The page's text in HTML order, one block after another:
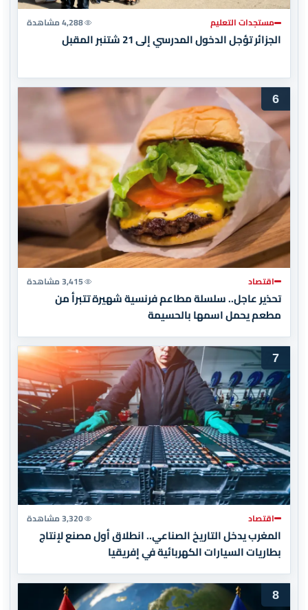
مستجدات التعليم 4,288 مشاهدة
الجزائر تؤجل الدخول المدرسي إلى 21 شتنبر المقبل
6
اقتصاد 3,415 مشاهدة
تحذير عاجل.. سلسلة مطاعم فرنسية شهيرة تتبرأ من
مطعم يحمل اسمها بالحسيمة
7
اقتصاد 3,320 مشاهدة
المغرب يدخل التاريخ الصناعي.. انطلاق أول مصنع لإنتاج
بطاريات السيارات الكهربائية في إفريقيا
8